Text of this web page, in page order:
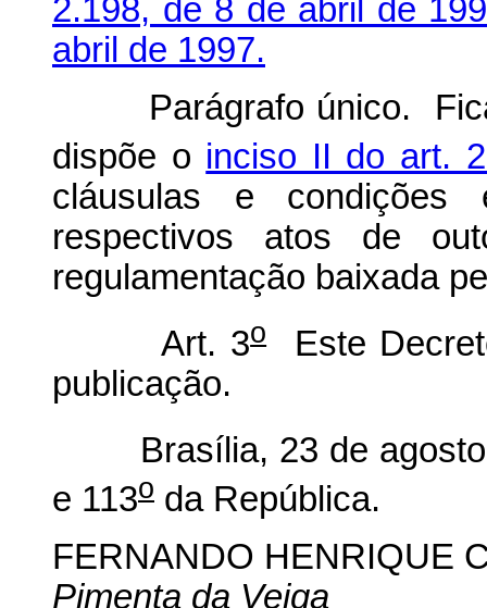
2.198, de 8 de abril de
abril de 1997.
Parágrafo único.
dispõe o inciso II do art.
cláusulas e condições
respectivos atos de
regulamentação baixada
Art. 3oEste
publicação.
Brasília, 23 de agosto
e 113o da República.
FERNANDO HENRIQUE
Pimenta da Veiga